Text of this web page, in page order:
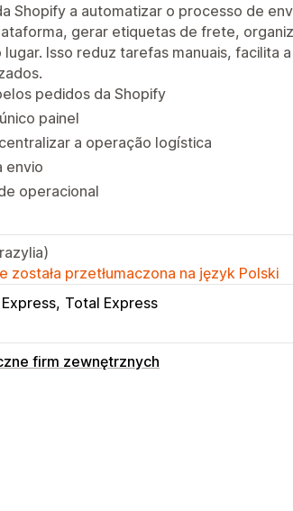
Shopify a automatizar o processo de
gerar etiquetas de frete,
Isso reduz tarefas manuais, facilita
pedidos da Shopify
painel
a operação logística
envio
operacional
została przetłumaczona na język Polski
Total Express
firm zewnętrznych